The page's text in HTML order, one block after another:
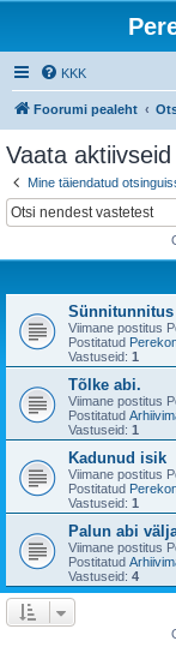
KKK
Foorumi pealeht
Vaata
Mine täiendatud
Viimane postitus
Postitatud
Vastuseid: 1
Tõlke abi.
Viimane postitus
Postitatud
Vastuseid: 1
Kadunud isik
Viimane postitus
Postitatud
Vastuseid: 1
Palun abi
Viimane postitus
Postitatud
Vastuseid: 4